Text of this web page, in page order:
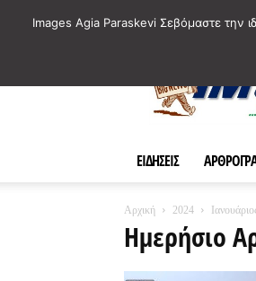
ΕΙΔΗΣΕΙΣ
Αρχική 2024
Ημερήσιο
Images Agia Paraskevi Σεβόμαστε την